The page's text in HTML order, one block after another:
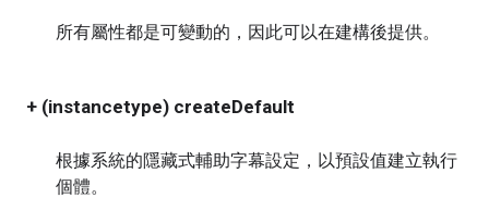
所有屬性都是可變動的，因此可以在建構後提供。
+ (instancetype) createDefault
根據系統的隱藏式輔助字幕設定，以預設值建立執行
個體。